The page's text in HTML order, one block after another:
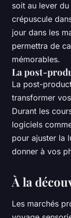
soit au lever
crépuscule
jour dans les
permettra de
mémorables.
La post-
La post-
transformer
Durant les
logiciels
pour ajuster la
donner à vos
À la
Les marchés